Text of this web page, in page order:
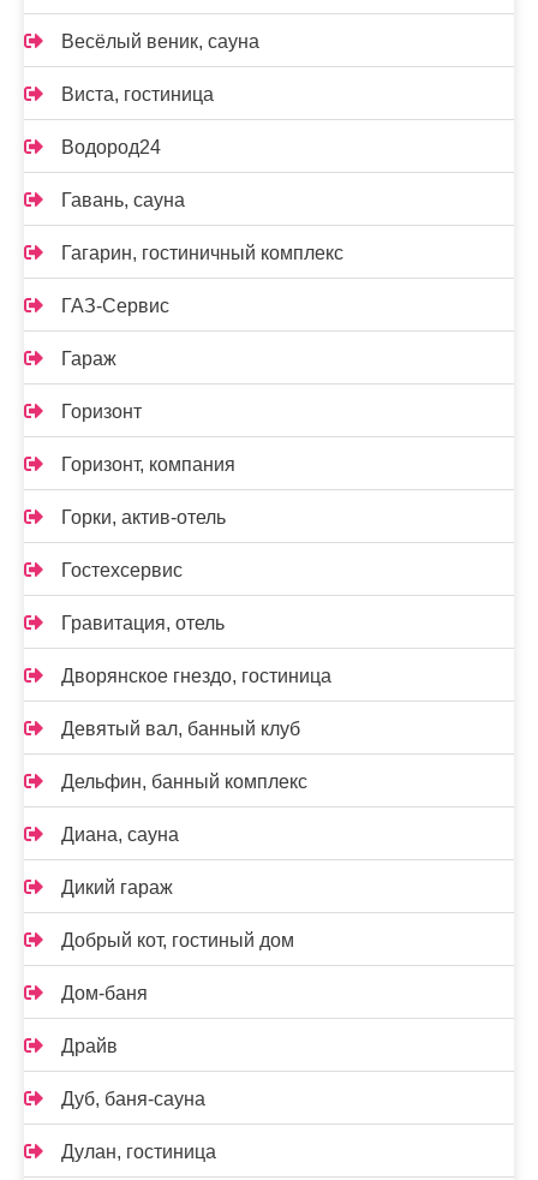
Весёлый веник, сауна
Виста, гостиница
Водород24
Гавань, сауна
Гагарин, гостиничный комплекс
ГАЗ-Сервис
Гараж
Горизонт
Горизонт, компания
Горки, актив-отель
Гостехсервис
Гравитация, отель
Дворянское гнездо, гостиница
Девятый вал, банный клуб
Дельфин, банный комплекс
Диана, сауна
Дикий гараж
Добрый кот, гостиный дом
Дом-баня
Драйв
Дуб, баня-сауна
Дулан, гостиница